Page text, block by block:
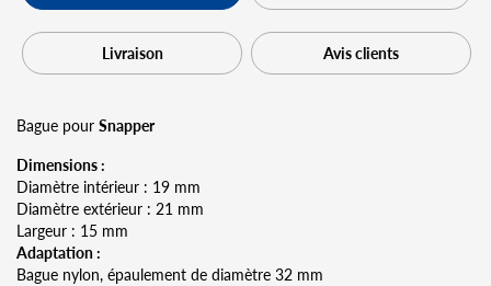
Livraison Avis clients
Bague pour Snapper
Dimensions :
Diamètre intérieur : 19 mm
Diamètre extérieur : 21 mm
Largeur : 15 mm
Adaptation :
Bague nylon, épaulement de diamètre 32 mm